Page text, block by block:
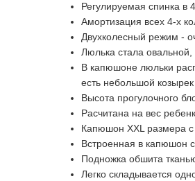
Регулируемая спинка в
Амортизация всех 4-х
Двухколесный режим -
Люлька стала
В капюшоне люльки
есть небольшой
Высота прогулочного
Расчитана на вес
Капюшон XXL размера
Встроенная в капюшон
Подножка обшита
Легко складывается